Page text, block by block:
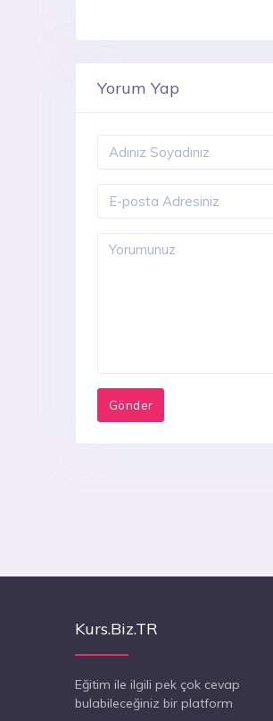
Yorum Yap
Kurs.Biz.TR
Eğitim ile ilgili pek çok cevap
bulabileceğiniz bir platform